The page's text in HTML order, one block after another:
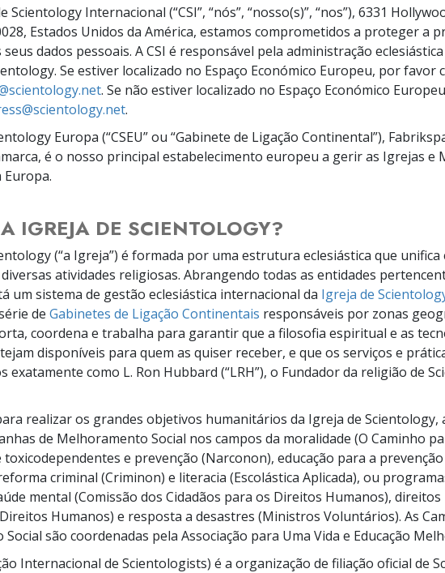
Scientology Internacional (“CSI”, “nós”, “nosso(s)”, “nos”), 6331
Estados Unidos da América, estamos comprometidos a proteger a
dados pessoais. A CSI é responsável pela administração
Se estiver localizado no Espaço Económico Europeu, por favor
. Se não estiver localizado no Espaço Económico
.
Europa (“CSEU” ou “Gabinete de Ligação Continental”),
é o nosso principal estabelecimento europeu a gerir as Igrejas e
Europa.
IGREJA DE SCIENTOLOGY?
(“a Igreja”) é formada por uma estrutura eclesiástica que
atividades religiosas. Abrangendo todas as entidades
um sistema de gestão eclesiástica internacional da Igreja de
de Gabinetes de Ligação Continentais responsáveis por zonas
coordena e trabalha para garantir que a filosofia espiritual e as
disponíveis para quem as quiser receber, e que os serviços e
exatamente como L. Ron Hubbard (“LRH”), o Fundador da religião de
realizar os grandes objetivos humanitários da Igreja de Scientology,
de Melhoramento Social nos campos da moralidade (O Caminho
toxicodependentes e prevenção (Narconon), educação para a
criminal (Criminon) e literacia (Escolástica Aplicada), ou
mental (Comissão dos Cidadãos para os Direitos Humanos),
Humanos) e resposta a desastres (Ministros Voluntários). As
são coordenadas pela Associação para Uma Vida e Educação
Internacional de Scientologists) é a organização de filiação oficial de